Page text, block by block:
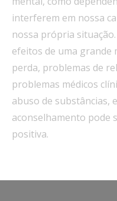
interferem em nossa
nossa própria
efeitos de uma grande
perda, problemas de
problemas médicos
abuso de substâncias,
aconselhamento pode
positiva.